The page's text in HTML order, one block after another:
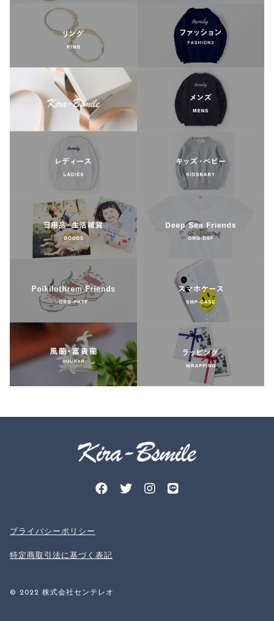
プライバシーポリシー
特定商取引法に基づく表記
© 2022 株式会社センテレオ